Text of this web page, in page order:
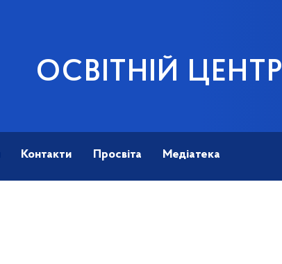
ОСВІТНІЙ ЦЕНТР
Контакти Просвіта Медіатека